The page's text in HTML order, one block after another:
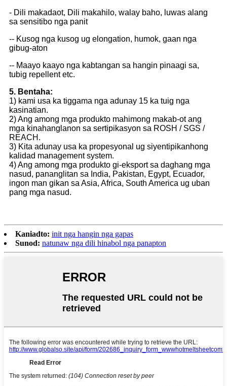
- Dili makadaot, Dili makahilo, walay baho, luwas alang
sa sensitibo nga panit
-- Kusog nga kusog ug elongation, humok, gaan nga
gibug-aton
-- Maayo kaayo nga kabtangan sa hangin pinaagi sa,
tubig repellent etc.
5. Bentaha:
1) kami usa ka tiggama nga adunay 15 ka tuig nga
kasinatian.
2) Ang among mga produkto mahimong makab-ot ang
mga kinahanglanon sa sertipikasyon sa ROSH / SGS /
REACH.
3) Kita adunay usa ka propesyonal ug siyentipikanhong
kalidad management system.
4) Ang among mga produkto gi-eksport sa daghang mga
nasud, pananglitan sa India, Pakistan, Egypt, Ecuador,
ingon man gikan sa Asia, Africa, South America ug uban
pang mga nasud.
Kaniadto: init nga hangin nga gapas
Sunod: natunaw nga dili hinabol nga panapton